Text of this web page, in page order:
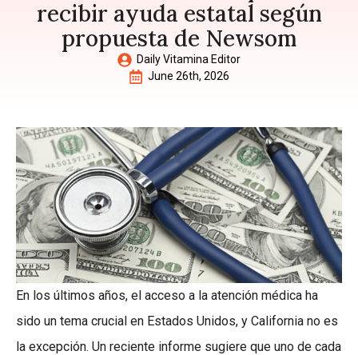
recibir ayuda estatal según
propuesta de Newsom
Daily Vitamina Editor
June 26th, 2026
En los últimos años, el acceso a la atención médica ha
sido un tema crucial en Estados Unidos, y California no es
la excepción. Un reciente informe sugiere que uno de cada